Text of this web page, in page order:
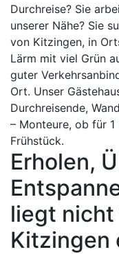
Durchreise? Sie
unserer Nähe? Sie
von Kitzingen, in
Lärm mit viel Grün
guter
Ort. Unser
Durchreisende,
– Monteure, ob für
Frühstück.
Erholen,
liegt
Kitzingen